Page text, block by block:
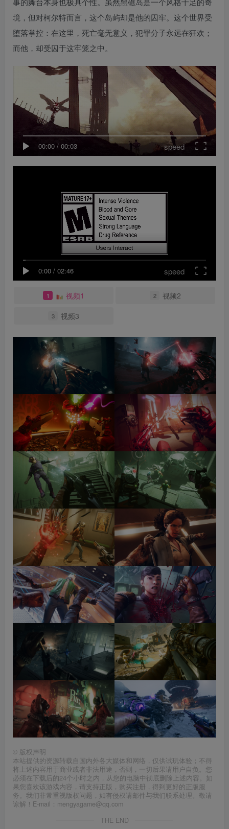
境，但对柯尔特而言，这个岛屿却是他的囚牢。这个世界受
堕落掌控：在这里，死亡毫无意义，犯罪分子永远在狂欢；
而他，却受囚于这牢笼之中。
00:00 / 00:03 speed
0:00 / 02:46 speed
1 视频1 2 视频2
3 视频3
© 版权声明
本站提供的资源转载自国内外各大媒体和网络，仅供试玩体验；不得
将上述内容用于商业或者非法用途，否则，一切后果请用户自负。您
必须在下载后的24个小时之内，从您的电脑中彻底删除上述内容。如
果您喜欢该游戏内容，请支持正版，购买注册，得到更好的正版服
务。我们非常重视版权问题，如有侵权请邮件与我们联系处理。敬请
谅解！E-mail：mengyagame@qq.com
THE END